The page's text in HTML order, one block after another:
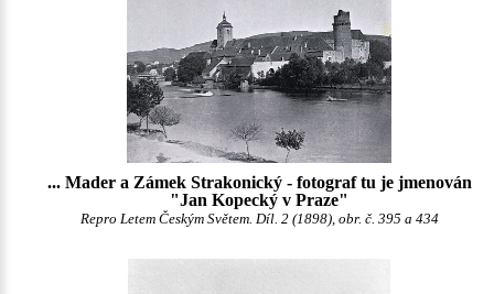
... Mader a Zámek Strakonický - fotograf tu je jmenován
"Jan Kopecký v Praze"
Repro Letem Českým Světem. Díl. 2 (1898), obr. č. 395 a 434